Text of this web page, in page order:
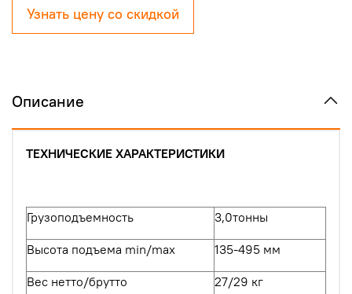
Узнать цену со скидкой
Описание
ТЕХНИЧЕСКИЕ ХАРАКТЕРИСТИКИ
Грузоподъемность 3,0тонны
Высота подъема min/max 135-495 мм
Вес нетто/брутто 27/29 кг